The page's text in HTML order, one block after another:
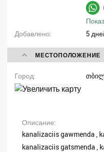
Добавлено
5
МЕСТОПОЛОЖЕНИЕ
Город
Описание
kanalizaciis gawmenda ,
kanalizaciis gatsmenda ,